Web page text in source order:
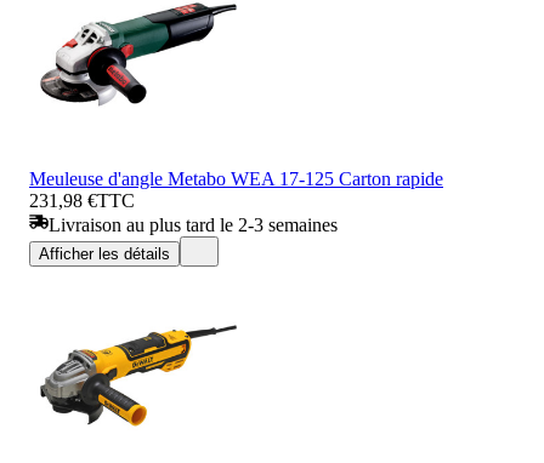
Meuleuse d'angle Metabo WEA 17-125 Carton rapide
231,98 €TTC
Livraison au plus tard le 2-3 semaines
Afficher les détails